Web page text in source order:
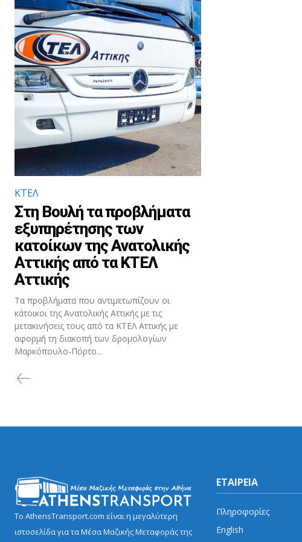
ΚΤΕΛ
Στη Βουλή τα προβλήματα
εξυπηρέτησης των
κατοίκων της Ανατολικής
Αττικής από τα ΚΤΕΛ
Αττικής
Τα προβλήματα που αντιμετωπίζουν οι
κάτοικοι της Ανατολικής Αττικής με τις
μετακινήσεις τους από τα ΚΤΕΛ Αττικής με
αφορμή τη διακοπή των δρομολογίων
Μαρκόπουλο-Πόρτο...
Το AthensTransport.com είναι η μεγαλύτερη
ιστοσελίδα για τα Μέσα Μαζικής Μεταφοράς της
ΕΤΑΙΡΕΙΑ
Πληροφορίες
English